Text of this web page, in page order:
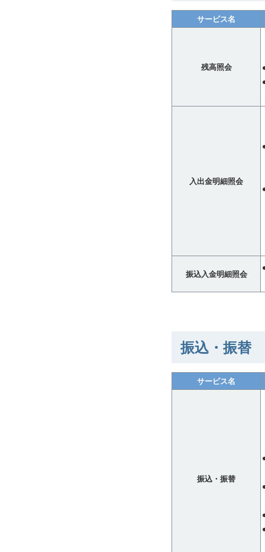
サービス名
残高照会
入出金明細照会
振込入金明細照会
振込・振替
サービス名
振込・振替